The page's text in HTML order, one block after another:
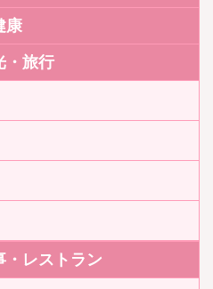
康
・旅行
・レストラン